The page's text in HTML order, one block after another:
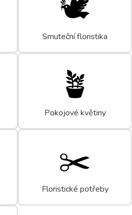
Smuteční floristika
🪴
Pokojové květiny
✂️
Floristické potřeby